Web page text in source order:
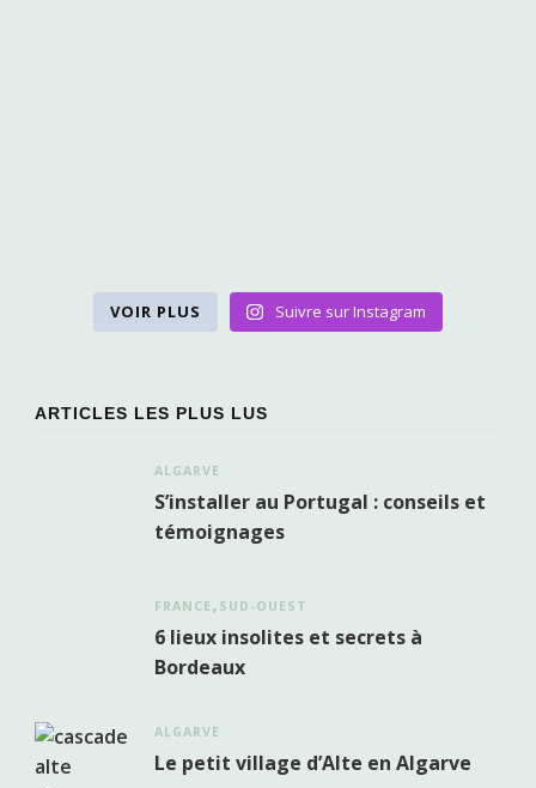
VOIR PLUS Suivre sur Instagram
ARTICLES LES PLUS LUS
ALGARVE
S’installer au Portugal : conseils et
témoignages
FRANCE SUD-OUEST
6 lieux insolites et secrets à
Bordeaux
ALGARVE
Le petit village d’Alte en Algarve